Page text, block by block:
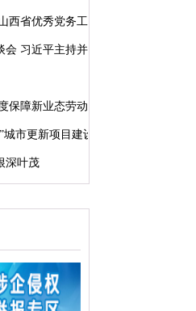
省优秀党务工作...
习近平主持并发...
保障新业态劳动者...
市更新项目建设
深叶茂